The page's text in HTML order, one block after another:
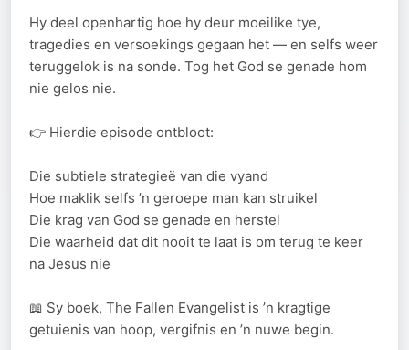
Hy deel openhartig hoe hy deur moeilike tye,
tragedies en versoekings gegaan het — en selfs weer
teruggelok is na sonde. Tog het God se genade hom
nie gelos nie.
👉 Hierdie episode ontbloot:
Die subtiele strategieë van die vyand
Hoe maklik selfs ’n geroepe man kan struikel
Die krag van God se genade en herstel
Die waarheid dat dit nooit te laat is om terug te keer
na Jesus nie
📖 Sy boek, The Fallen Evangelist is ’n kragtige
getuienis van hoop, vergifnis en ’n nuwe begin.